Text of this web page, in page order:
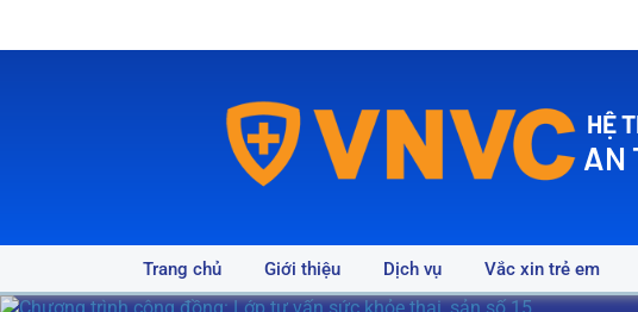
HỆ
AN
Trang chủ Giới thiệu Dịch vụ Vắc xin trẻ em